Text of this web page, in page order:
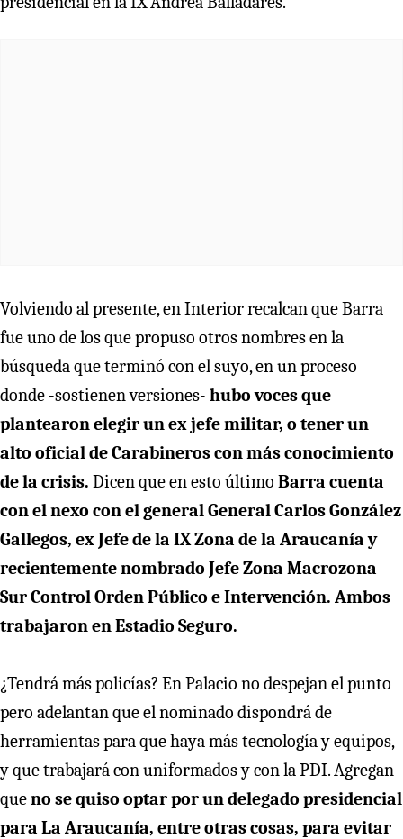
Volviendo al presente, en Interior recalcan que Barra
fue uno de los que propuso otros nombres en la
búsqueda que terminó con el suyo, en un proceso
donde -sostienen versiones- hubo voces que
plantearon elegir un ex jefe militar, o tener un
alto oficial de Carabineros con más conocimiento
de la crisis. Dicen que en esto último Barra cuenta
con el nexo con el general General Carlos González
Gallegos, ex Jefe de la IX Zona de la Araucanía y
recientemente nombrado Jefe Zona Macrozona
Sur Control Orden Público e Intervención. Ambos
trabajaron en Estadio Seguro.
¿Tendrá más policías? En Palacio no despejan el punto
pero adelantan que el nominado dispondrá de
herramientas para que haya más tecnología y equipos,
y que trabajará con uniformados y con la PDI. Agregan
queno se quiso optar por un delegado presidencial
para La Araucanía, entre otras cosas, para evitar